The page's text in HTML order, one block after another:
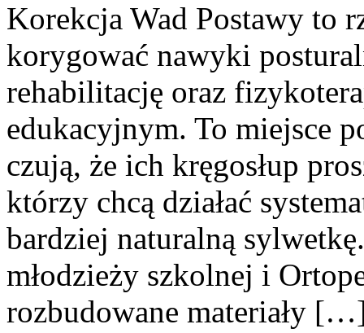
Korekcja Wad Postawy to
korygować nawyki
rehabilitację oraz
edukacyjnym. To miejsce
czują, że ich kręgosłup
którzy chcą działać
bardziej naturalną
młodzieży szkolnej i
rozbudowane materiały